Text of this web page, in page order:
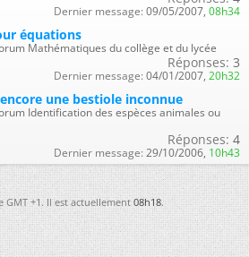
Dernier message: 09/05/2007, 08h34
équations
Mathématiques du collège et du lycée
Réponses: 3
Dernier message: 04/01/2007, 20h32
une bestiole inconnue
Identification des espèces animales ou
Réponses: 4
Dernier message: 29/10/2006, 10h43
GMT +1. Il est actuellement08h18.